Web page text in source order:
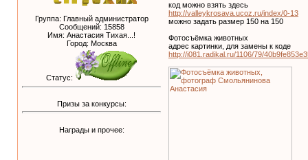
Группа: Главный администратор
Сообщений: 15858
Имя: Анастасия Тихая...!
Город: Москва
Статус:
Призы за конкурсы:
Награды и прочее:
код можно взять здесь
http://valleykrosava.ucoz.ru/index/0-13
можно задать размер 150 на 150
Фотосъёмка животных
адрес картинки, для замены к коде
http://i081.radikal.ru/1106/79/